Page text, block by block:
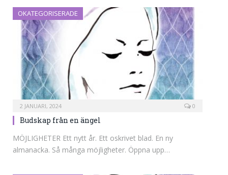
OKATEGORISERADE
2 JANUARI, 2024 0
Budskap från en ängel
MÖJLIGHETER Ett nytt år. Ett oskrivet blad. En ny
almanacka. Så många möjligheter. Öppna upp…